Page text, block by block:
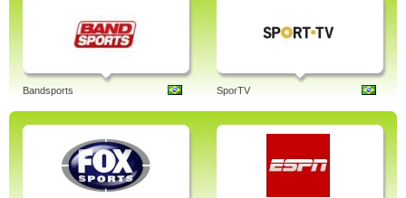
Bandsports SporTV